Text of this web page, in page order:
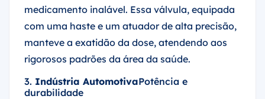
medicamento inalável. Essa válvula, equipada
com uma haste e um atuador de alta precisão,
manteve a exatidão da dose, atendendo aos
rigorosos padrões da área da saúde.
3. Indústria AutomotivaPotência e
durabilidade